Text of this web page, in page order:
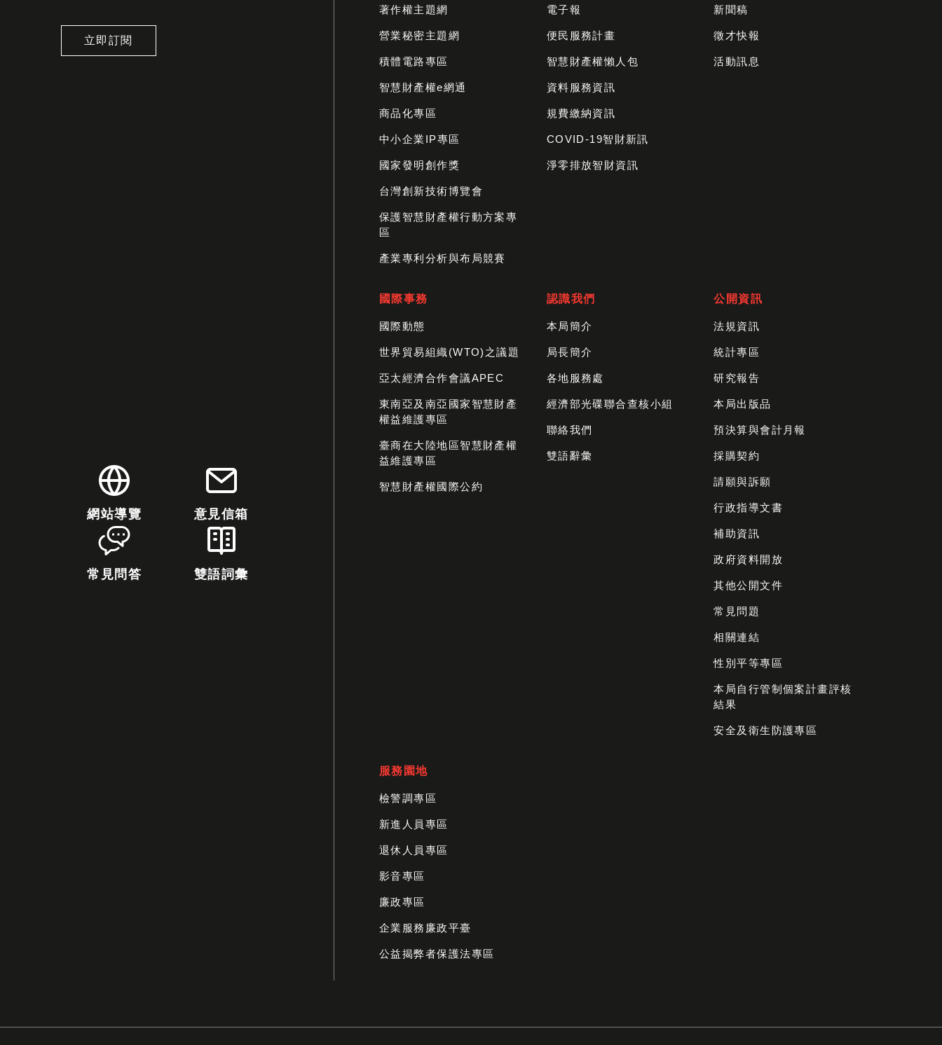
立即訂閱
網站導覽 意見信箱
常見問答 雙語詞彙
著作權主題網
營業秘密主題網
積體電路專區
智慧財產權e網通
商品化專區
中小企業IP專區
國家發明創作獎
台灣創新技術博覽會
保護智慧財產權行動方案專
區
產業專利分析與布局競賽
電子報
便民服務計畫
智慧財產權懶人包
資料服務資訊
規費繳納資訊
COVID-19智財新訊
淨零排放智財資訊
新聞稿
徵才快報
活動訊息
國際事務
國際動態
世界貿易組織(WTO)之議題
亞太經濟合作會議APEC
東南亞及南亞國家智慧財產
權益維護專區
臺商在大陸地區智慧財產權
益維護專區
智慧財產權國際公約
認識我們
本局簡介
局長簡介
各地服務處
經濟部光碟聯合查核小組
聯絡我們
雙語辭彙
公開資訊
法規資訊
統計專區
研究報告
本局出版品
預決算與會計月報
採購契約
請願與訴願
行政指導文書
補助資訊
政府資料開放
其他公開文件
常見問題
相關連結
性別平等專區
本局自行管制個案計畫評核
結果
安全及衛生防護專區
服務園地
檢警調專區
新進人員專區
退休人員專區
影音專區
廉政專區
企業服務廉政平臺
公益揭弊者保護法專區